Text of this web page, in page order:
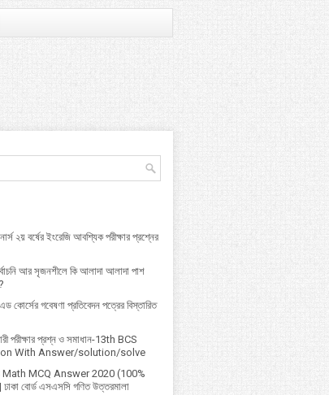
২য় বর্ষের ইংরেজি আবশ্যিক পরীক্ষার প্রশ্নের
আর সৃজনশীলে কি আলাদা আলাদা পাশ
কোর্সের গবেষণা প্রতিবেদন পত্রের বিস্তারিত
পরীক্ষার প্রশ্ন ও সমাধান-13th BCS
With Answer/solution/solve
MCQ Answer 2020 (100%
বোর্ড এসএসসি গণিত উত্তরমালা